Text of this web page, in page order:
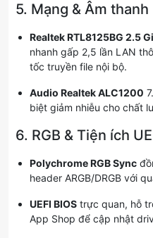
5. Mạng & Âm thanh
Realtek RTL8125BG 2.5
nhanh gấp 2,5 lần LAN
tốc truyền file nội bộ.
Audio Realtek ALC1200
biệt giảm nhiễu cho chất
6. RGB & Tiện ích
Polychrome RGB Sync
header ARGB/DRGB với
UEFI BIOS trực quan, hỗ
App Shop để cập nhật